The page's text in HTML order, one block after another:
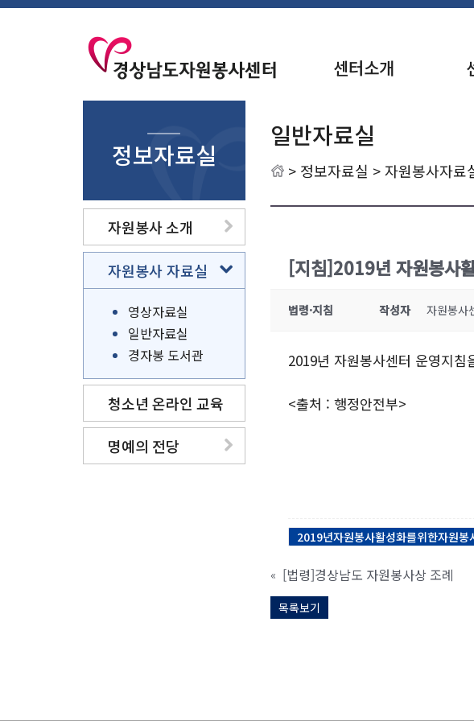
센터소개
정보자료실
자원봉사 소개
자원봉사 자료실
영상자료실
일반자료실
경자봉 도서관
청소년 온라인 교육
명예의 전당
일반자료실
> 정보자료실 >자원봉사자료
[지침]2019년 자원봉사
법령·지침 작성자 자원봉사
2019년 자원봉사센터 운영지
<출처 : 행정안전부>
2019년자원봉사활성화를위한자원
« [법령]경상남도 자원봉사상 조례
목록보기